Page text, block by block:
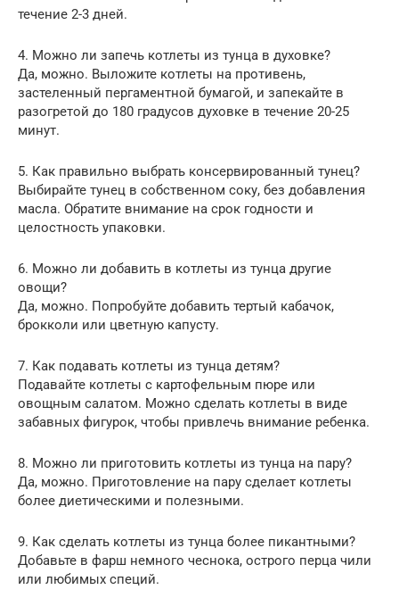
течение 2-3 дней.
4. Можно ли запечь котлеты из тунца в духовке?
Да, можно. Выложите котлеты на противень,
застеленный пергаментной бумагой, и запекайте в
разогретой до 180 градусов духовке в течение 20-25
минут.
5. Как правильно выбрать консервированный тунец?
Выбирайте тунец в собственном соку, без добавления
масла. Обратите внимание на срок годности и
целостность упаковки.
6. Можно ли добавить в котлеты из тунца другие
овощи?
Да, можно. Попробуйте добавить тертый кабачок,
брокколи или цветную капусту.
7. Как подавать котлеты из тунца детям?
Подавайте котлеты с картофельным пюре или
овощным салатом. Можно сделать котлеты в виде
забавных фигурок, чтобы привлечь внимание ребенка.
8. Можно ли приготовить котлеты из тунца на пару?
Да, можно. Приготовление на пару сделает котлеты
более диетическими и полезными.
9. Как сделать котлеты из тунца более пикантными?
Добавьте в фарш немного чеснока, острого перца чили
или любимых специй.